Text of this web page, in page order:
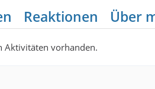
Reaktionen Über
Aktivitäten vorhanden.